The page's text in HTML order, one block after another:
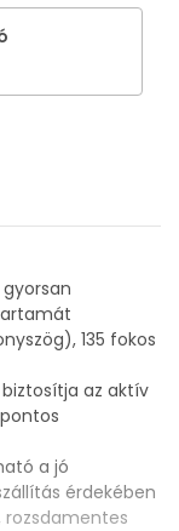
135 fokos
az aktív
a jó
érdekében